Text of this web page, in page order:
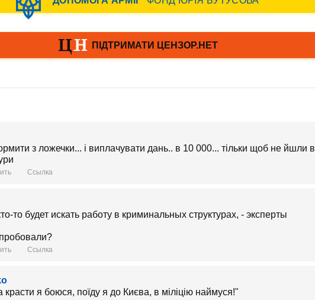
з ложечки... і виплачувати дань.. в 10 000... тільки щоб не йшли в
Ссылка
то будет искать работу в криминальных структурах, - эксперты
Ссылка
красти я боюся, поїду я до Києва, в міліцію наймуся!"